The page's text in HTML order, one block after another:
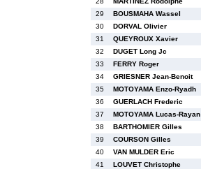
29
BOUSMAHA Wassel
30
DORVAL Olivier
31
QUEYROUX Xavier
32
DUGET Long Jc
33
FERRY Roger
34
GRIESNER Jean-Benoit
35
MOTOYAMA Enzo-Ryadh
36
GUERLACH Frederic
37
MOTOYAMA Lucas-Rayan
38
BARTHOMIER Gilles
39
COURSON Gilles
40
VAN MULDER Eric
41
LOUVET Christophe